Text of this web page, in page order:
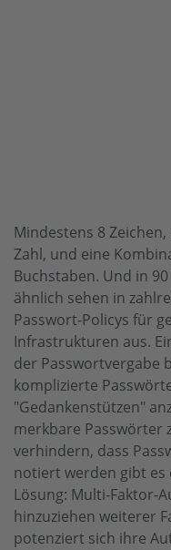
Mindestens 8
Zahl, und eine
Buchstaben. Und in
ähnlich sehen in
Passwort-Policys für
Infrastrukturen aus.
der Passwortvergabe
komplizierte
"Gedankenstützen"
merkbare Passwörter
verhindern, dass
notiert werden gibt es
Lösung: Multi-Faktor-
hinzuziehen weiterer
potenziert sich ihre